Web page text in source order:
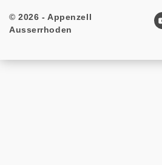
Footer
© 2026 - Appenzell
Ausserrhoden